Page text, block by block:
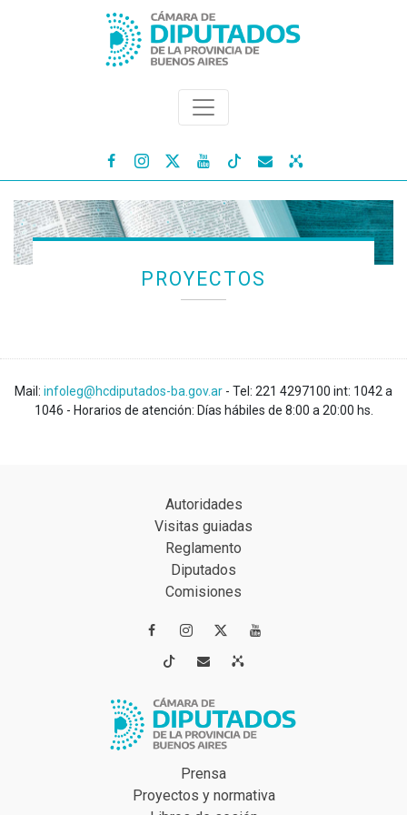
   
PROYECTOS
Mail: infoleg@hcdiputados-ba.gov.ar - Tel: 221 4297100 int: 1042 a
1046 - Horarios de atención: Días hábiles de 8:00 a 20:00 hs.
Autoridades
Visitas guiadas
Reglamento
Diputados
Comisiones
 
 
Prensa
Proyectos y normativa